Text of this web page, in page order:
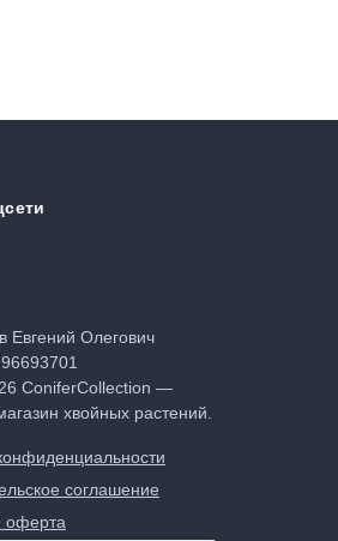
Евгений Олегович
ConiferCollection —
хвойных растений.
соглашение
оферта